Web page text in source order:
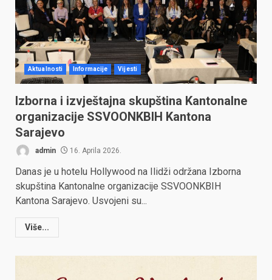
Aktualnosti Informacije Vijesti
Izborna i izvještajna skupština Kantonalne
organizacije SSVOONKBIH Kantona
Sarajevo
admin 16. Aprila 2026.
Danas je u hotelu Hollywood na Ilidži održana Izborna
skupština Kantonalne organizacije SSVOONKBIH
Kantona Sarajevo. Usvojeni su...
Više...